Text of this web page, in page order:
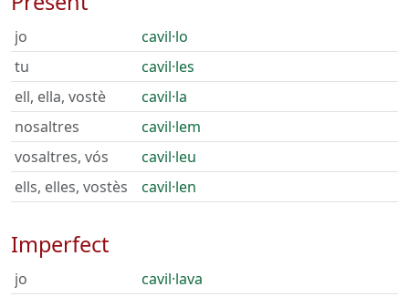
jo
cavil·lo
tu
cavil·les
ell, ella, vostè
cavil·la
nosaltres
cavil·lem
vosaltres, vós
cavil·leu
ells, elles, vostès
cavil·len
Imperfect
jo
cavil·lava